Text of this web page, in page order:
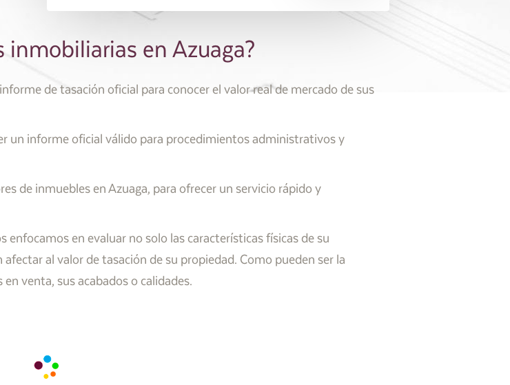
inmobiliarias en Azuaga?
de tasación oficial para conocer el valor real de mercado de sus
un informe oficial válido para procedimientos administrativos y
de inmuebles en Azuaga, para ofrecer un servicio rápido y
en evaluar no solo las características físicas de su
al valor de tasación de su propiedad. Como pueden ser la
venta, sus acabados o calidades.